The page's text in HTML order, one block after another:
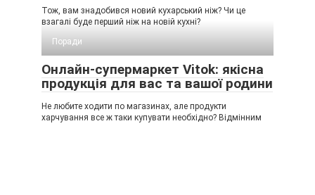
Тож, вам знадобився новий кухарський ніж? Чи це
взагалі буде перший ніж на новій кухні?
Поради
Онлайн-супермаркет Vitok: якісна
продукція для вас та вашої родини
Не любите ходити по магазинах, але продукти
харчування все ж таки купувати необхідно? Відмінним